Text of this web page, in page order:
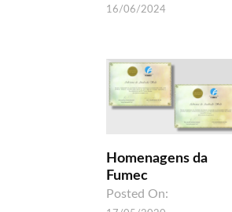
16/06/2024
Homenagens da
Fumec
Posted On: